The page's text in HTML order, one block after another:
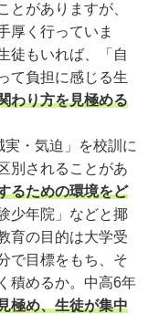
とがありますが、
厚く行っていま
徒もいれば、「自
て負担に感じる生
わり方を見極める
・気迫」を校訓に
別されることがあ
るための環境をど
少年院」などと揶
育の目的は大学受
で目標をもち、そ
積めるか。中高6年
極め、生徒が集中